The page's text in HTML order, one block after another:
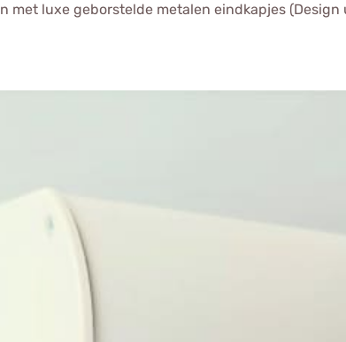
met luxe geborstelde metalen eindkapjes (Design